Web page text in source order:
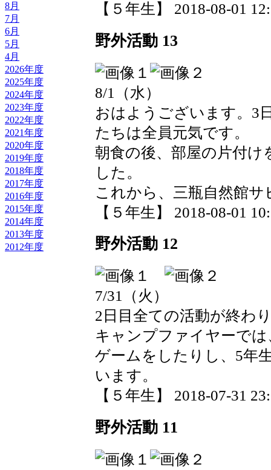
8月
7月
6月
5月
4月
2026年度
2025年度
2024年度
2023年度
2022年度
2021年度
2020年度
2019年度
2018年度
2017年度
2016年度
2015年度
2014年度
2013年度
2012年度
【５年生】 2018-08-01
野外活動 13
8/1（水）
おはようございます。3
たちは全員元気です。
朝食の後、部屋の片付
した。
これから、三瓶自然館
【５年生】 2018-08-01
野外活動 12
7/31（火）
2日目全ての活動が終わ
キャンプファイヤーで
ゲームをしたりし、5年
います。
【５年生】 2018-07-31
野外活動 11